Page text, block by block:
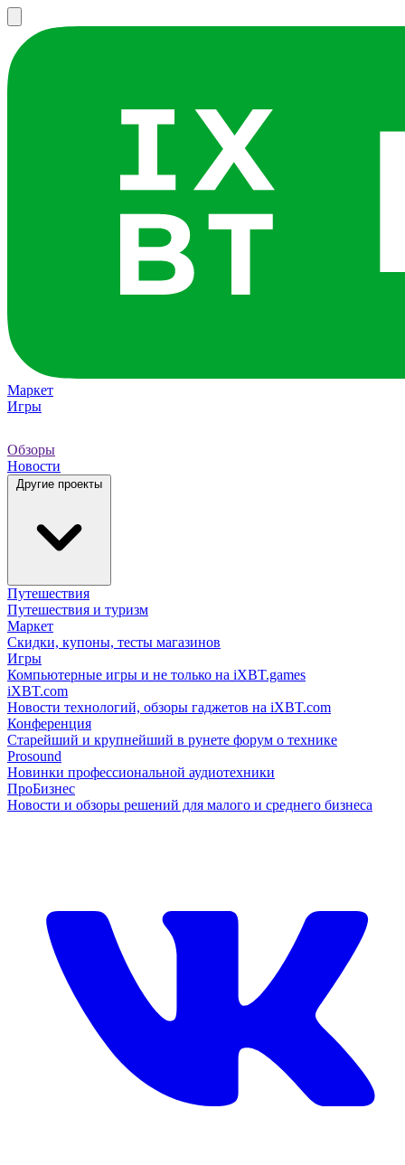
Маркет
Игры
Обзоры
Новости
Другие проекты
Путешествия
Путешествия и туризм
Маркет
Скидки, купоны, тесты магазинов
Игры
Компьютерные игры и не только на iXBT.games
iXBT.com
Новости технологий, обзоры гаджетов на iXBT.com
Конференция
Старейший и крупнейший в рунете форум о технике
Prosound
Новинки профессиональной аудиотехники
ПроБизнес
Новости и обзоры решений для малого и среднего бизнеса